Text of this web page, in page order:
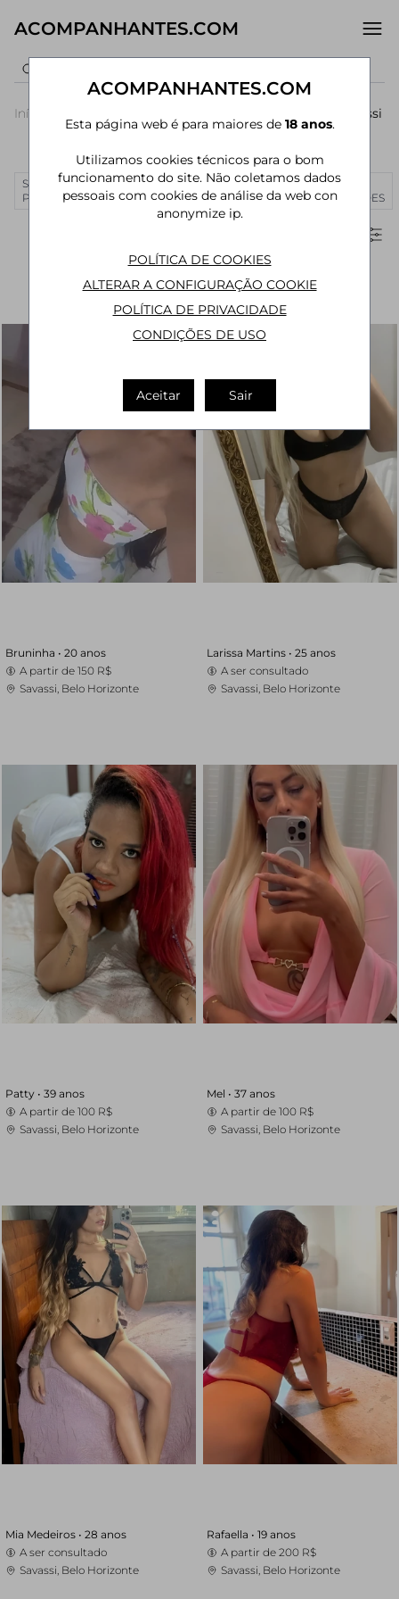
ACOMPANHANTES.COM
Início Savassi
SÃO
PAULO
RIO DE
JANEIRO
CURITIBA MANAUS
JOÃO
PESSOA
MAIS
CIDADES
Bruninha • 20 anos
A partir de 150 R$
Savassi, Belo Horizonte
Larissa Martins • 25 anos
A ser consultado
Savassi, Belo Horizonte
Patty • 39 anos
A partir de 100 R$
Savassi, Belo Horizonte
Mel • 37 anos
A partir de 100 R$
Savassi, Belo Horizonte
Mia Medeiros • 28 anos
A ser consultado
Savassi, Belo Horizonte
Rafaella • 19 anos
A partir de 200 R$
Savassi, Belo Horizonte
ACOMPANHANTES.COM
Esta página web é para maiores de 18 anos.
Utilizamos cookies técnicos para o bom
funcionamento do site. Não coletamos dados
pessoais com cookies de análise da web con
anonymize ip.
POLÍTICA DE COOKIES
ALTERAR A CONFIGURAÇÃO COOKIE
POLÍTICA DE PRIVACIDADE
CONDIÇÕES DE USO
Aceitar Sair